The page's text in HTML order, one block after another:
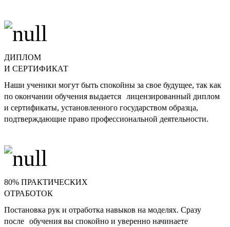
ДИПЛОМ
И СЕРТИФИКАТ
Наши ученики могут быть спокойны за свое будущее, так как
по окончании обучения выдается лицензированный диплом
и сертификаты, установленного государством образца,
подтверждающие право профессиональной деятельности.
80% ПРАКТИЧЕСКИХ
ОТРАБОТОК
Постановка рук и отработка навыков на моделях. Сразу
после обучения вы спокойно и уверенно начинаете